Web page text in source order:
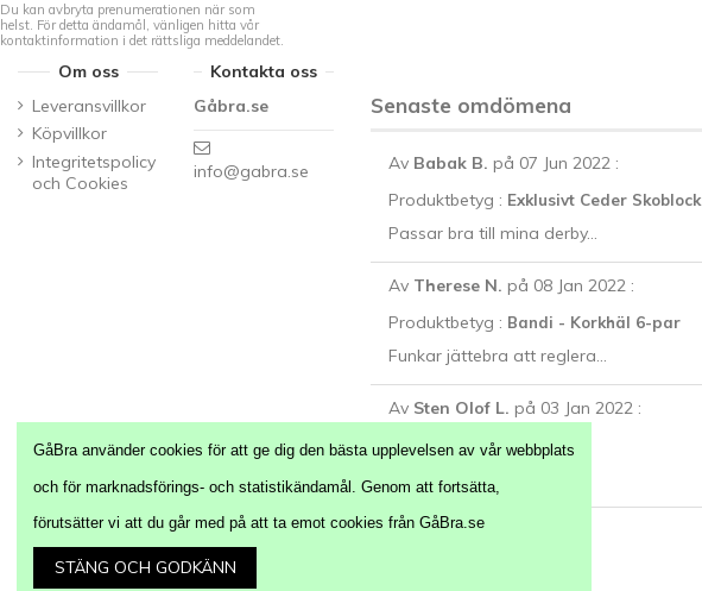
Du kan avbryta prenumerationen när som
helst. För detta ändamål, vänligen hitta vår
kontaktinformation i det rättsliga meddelandet.
Om oss
Leveransvillkor
Köpvillkor
Integritetspolicy
och Cookies
Kontakta oss
Gåbra.se
info@gabra.se
Senaste omdömena
Av Babak B. på 07 Jun 2022:
Produktbetyg : Exklusivt Ceder Skoblock
Passar bra till mina derby...
Av Therese N. på 08 Jan 2022:
Produktbetyg : Bandi - Korkhäl 6-par
Funkar jättebra att reglera...
Av Sten Olof L. på 03 Jan 2022:
Produktbetyg :Lädersula
Perfekt i alla typer av...
GåBra använder cookies för att ge dig den bästa upplevelsen av vår webbplats
och för marknadsförings- och statistikändamål. Genom att fortsätta,
förutsätter vi att du går med på att ta emot cookies från GåBra.se
STÄNG OCH GODKÄNN